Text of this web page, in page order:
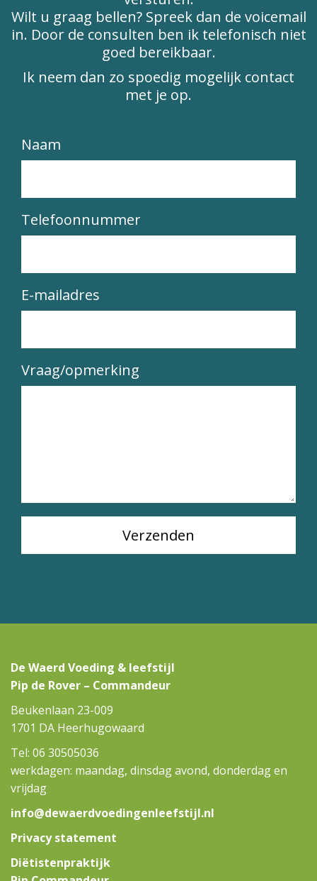
Wilt u graag bellen? Spreek dan de voicemail
in. Door de consulten ben ik telefonisch niet
goed bereikbaar.
Ik neem dan zo spoedig mogelijk contact
met je op.
Naam
Telefoonnummer
E-mailadres
Vraag/opmerking
De Waerd Voeding & leefstijl
Pip de Rover – Commandeur
Beukenlaan 23-009
1701 DA Heerhugowaard
Tel: 06 30505036
werkdagen: maandag, dinsdag avond, donderdag en
vrijdag
info@dewaerdvoedingenleefstijl.nl
Privacy statement
Diëtistenpraktijk